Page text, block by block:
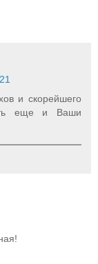
и скорейшего
еще и Ваши